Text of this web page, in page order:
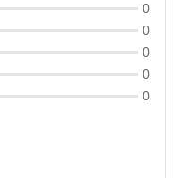
0
0
0
0
0